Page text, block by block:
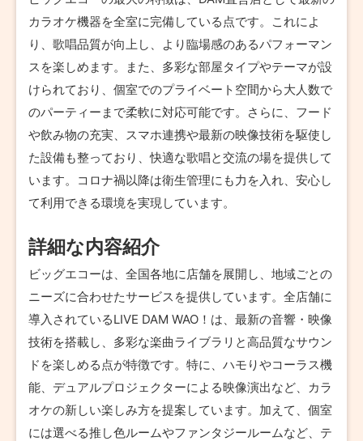
カラオケ機器を全室に完備している点です。これによ
り、歌唱品質が向上し、より臨場感のあるパフォーマン
スを楽しめます。また、多彩な部屋タイプやテーマが設
けられており、個室でのプライベート空間から大人数で
のパーティーまで柔軟に対応可能です。さらに、フード
や飲み物の充実、スマホ連携や最新の映像技術を駆使し
た設備も整っており、快適な歌唱と交流の場を提供して
います。コロナ禍以降は衛生管理にも力を入れ、安心し
て利用できる環境を実現しています。
詳細な内容紹介
ビッグエコーは、全国各地に店舗を展開し、地域ごとの
ニーズに合わせたサービスを提供しています。全店舗に
導入されているLIVE DAM WAO！は、最新の音響・映像
技術を搭載し、多彩な楽曲ライブラリと高品質なサウン
ドを楽しめる点が特徴です。特に、ハモりやコーラス機
能、デュアルプロジェクターによる映像演出など、カラ
オケの新しい楽しみ方を提案しています。加えて、個室
には選べる推し色ルームやファンタジールームなど、テ